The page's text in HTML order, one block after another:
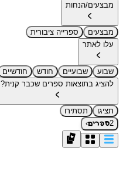
מבצעים/הנחות
מבצעים
ספרייה ציבורית
עלו לאתר
שבוע שבועיים חודש
חודשיים
להציג בתוצאות ספרים שכבר קנית?
תציגו
תסתירו
2ספרים›